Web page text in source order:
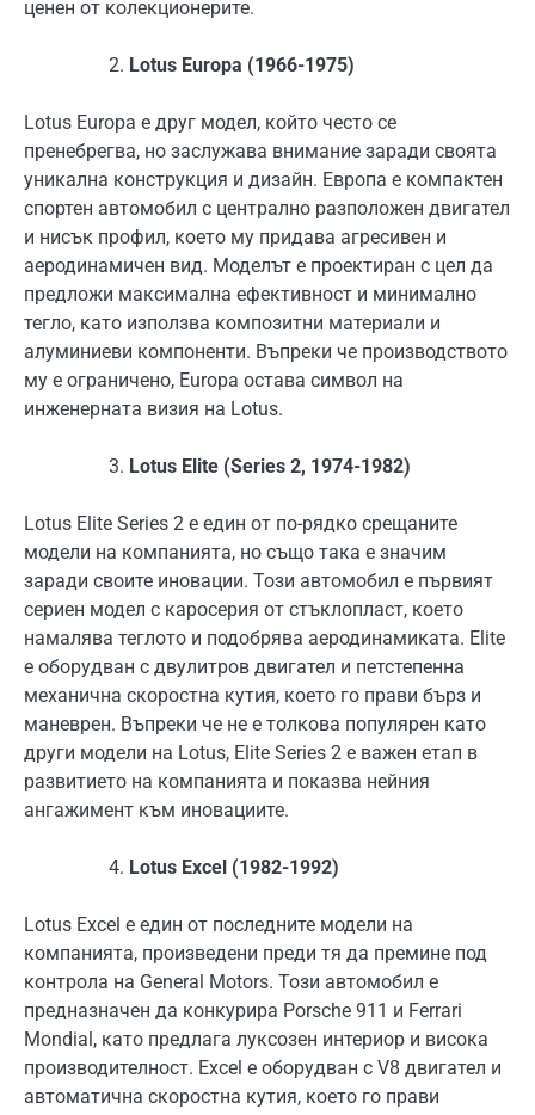
ценен от колекционерите.
Lotus Europa (1966-1975)
Lotus Europa е друг модел, който често се
пренебрегва, но заслужава внимание заради своята
уникална конструкция и дизайн. Европа е компактен
спортен автомобил с централно разположен двигател
и нисък профил, което му придава агресивен и
аеродинамичен вид. Моделът е проектиран с цел да
предложи максимална ефективност и минимално
тегло, като използва композитни материали и
алуминиеви компоненти. Въпреки че производството
му е ограничено, Europa остава символ на
инженерната визия на Lotus.
Lotus Elite (Series 2, 1974-1982)
Lotus Elite Series 2 е един от по-рядко срещаните
модели на компанията, но също така е значим
заради своите иновации. Този автомобил е първият
сериен модел с каросерия от стъклопласт, което
намалява теглото и подобрява аеродинамиката. Elite
е оборудван с двулитров двигател и петстепенна
механична скоростна кутия, което го прави бърз и
маневрен. Въпреки че не е толкова популярен като
други модели на Lotus, Elite Series 2 е важен етап в
развитието на компанията и показва нейния
ангажимент към иновациите.
Lotus Excel (1982-1992)
Lotus Excel е един от последните модели на
компанията, произведени преди тя да премине под
контрола на General Motors. Този автомобил е
предназначен да конкурира Porsche 911 и Ferrari
Mondial, като предлага луксозен интериор и висока
производителност. Excel е оборудван с V8 двигател и
автоматична скоростна кутия, което го прави